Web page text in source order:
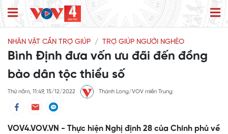
NHÂN VẬT CẦN TRỢ GIÚP TRỢ GIÚP NGƯỜI NGHÈO
Bình Định đưa vốn ưu đãi đến đồng
bào dân tộc thiểu số
Thứ năm, 11:49, 15/12/2022 Thành Long/VOV miền Trung
VOV4.VOV.VN - Thực hiện Nghị định 28 của Chính phủ về